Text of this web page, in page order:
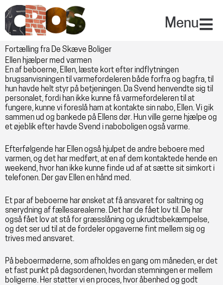
til
indholdet
Menu
Fortælling fra De Skæve Boliger
Ellen hjælper med varmen
En af beboerne, Ellen, læste kort efter indflytningen
brugsanvisningen til varmefordeleren både forfra og bagfra, til
hun havde helt styr på betjeningen. Da Svend henvendte sig til
personalet, fordi han ikke kunne få varmefordeleren til at
fungere, kunne vi foreslå ham at kontakte sin nabo, Ellen. Vi gik
sammen ud og bankede på Ellens dør. Hun ville gerne hjælpe og
et øjeblik efter havde Svend i naboboligen også varme.
Efterfølgende har Ellen også hjulpet de andre beboere med
varmen, og det har medført, at en af dem kontaktede hende en
weekend, hvor han ikke kunne finde ud af at sætte sit simkort i
telefonen. Der gav Ellen en hånd med.
Et par af beboerne har ønsket at få ansvaret for saltning og
snerydning af fællesarealerne. Det har de fået lov til. De har
også fået lov at stå for græsslåning og ukrudtsbekæmpelse,
og det ser ud til at de fordeler opgaverne fint mellem sig og
trives med ansvaret.
På beboermøderne, som afholdes en gang om måneden, er det
et fast punkt på dagsordenen, hvordan stemningen er mellem
boligerne. Her støtter vi en proces, hvor åbenhed og godt